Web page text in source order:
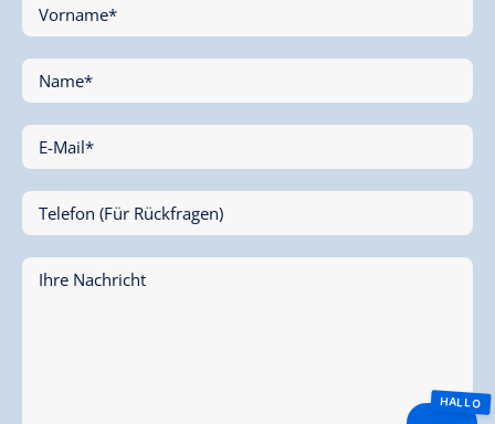
Vorname*
Name*
E-Mail*
Telefon (Für Rückfragen)
Ihre Nachricht